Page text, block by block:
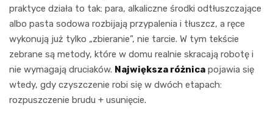
praktyce działa to tak: para, alkaliczne środki odtłuszczające
albo pasta sodowa rozbijają przypalenia i tłuszcz, a ręce
wykonują już tylko „zbieranie”, nie tarcie. W tym tekście
zebrane są metody, które w domu realnie skracają robotę i
nie wymagają druciaków. Największa różnica pojawia się
wtedy, gdy czyszczenie robi się w dwóch etapach:
rozpuszczenie brudu + usunięcie.